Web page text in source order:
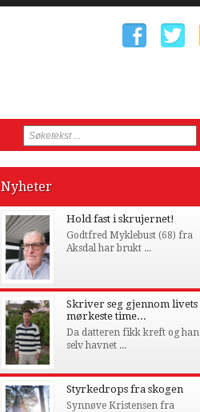
Nyheter
Hold fast i skrujernet!
Godtfred Myklebust (68) fra
Aksdal har brukt ...
Skriver seg gjennom livets
mørkeste time...
Da datteren fikk kreft og han
selv havnet ...
Styrkedrops fra skogen
Synnøve Kristensen fra